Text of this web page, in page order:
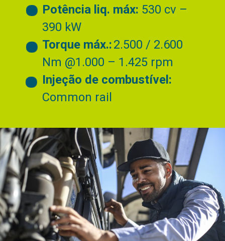
Potência liq. máx: 530 cv –
390 kW
Torque máx.:2.500 / 2.600
Nm @1.000 – 1.425 rpm
Injeção de combustível:
Common rail